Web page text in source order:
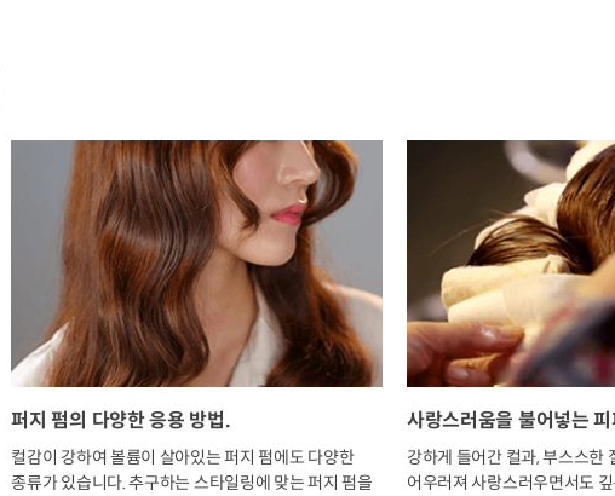
퍼지 펌의 다양한 응용 방법.
컬감이 강하여 볼륨이 살아있는 퍼지 펌에도 다양한
종류가 있습니다. 추구하는 스타일링에 맞는 퍼지 펌을
사랑스러움을 불어넣는
강하게 들어간 컬과, 부스스한
어우러져 사랑스러우면서도